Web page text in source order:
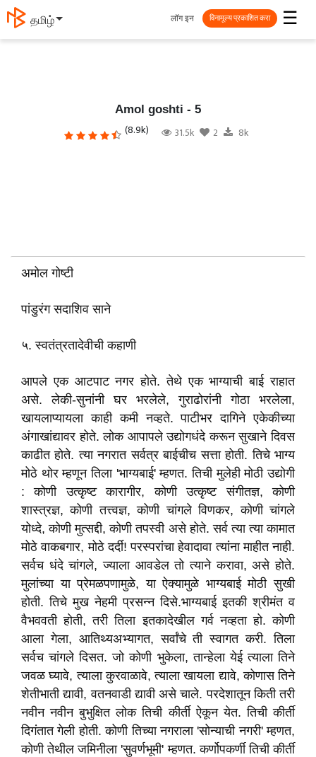
తెలుగు ☰
लॉग इन विनामूल्य प्रकाशित करा
Amol goshti - 5
(8.9k) 31.5k 2 8k
अमोल गोष्टी
पांडुरंग सदाशिव साने
५. स्वतंत्रतादेवीची कहाणी
आपले एक आटपाट नगर होते. तेथे एक भाग्याची बाई राहात
असे. लेकी-सुनांनी घर भरलेले,गुराढोरांनी गोठा भरलेला,
खायलाप्यायला काही कमी नव्हते. पाटीभर दागिने एकेकीच्या
अंगाखांद्यावर होते. लोक आपापले उद्योगधंदे करून सुखाने दिवस
काढीत होते. त्या नगरात सर्वत्र बाईचीच सत्ता होती. तिचे भाग्य
मोठे थोर म्हणून तिला 'भाग्यबाई'म्हणत. तिची मुलेही मोठी उद्योगी
: कोणी उत्कृष्ट कारागीर,कोणी उत्कृष्ट संगीतज्ञ,कोणी
शास्त्रज्ञ,कोणी तत्त्वज्ञ,कोणी चांगले विणकर,कोणी चांगले
योध्दे,कोणी मुत्सद्दी,कोणी तपस्वी असे होते. सर्व त्या त्या कामात
मोठे वाकबगार,मोठे दर्दी! परस्परांचा हेवादावा त्यांना माहीत नाही.
सर्वच धंदे चांगले,ज्याला आवडेल तो त्याने करावा,असे होते.
मुलांच्या या प्रेमळपणामुळे,या ऐक्यामुळे भाग्यबाई मोठी सुखी
होती. तिचे मुख नेहमी प्रसन्न दिसे.भाग्यबाई इतकी श्रीमंत व
वैभववती होती,तरी तिला इतकादेखील गर्व नव्हता हो. कोणी
आला गेला, आतिथ्यअभ्यागत,सर्वांचे ती स्वागत करी. तिला
सर्वच चांगले दिसत. जो कोणी भुकेला,तान्हेला येई त्याला तिने
जवळ घ्यावे,त्याला कुरवाळावे,त्याला खायला द्यावे,कोणास तिने
शेतीभाती द्यावी,वतनवाडी द्यावी असे चाले. परदेशातून किती तरी
नवीन नवीन बुभुक्षित लोक तिची कीर्ती ऐकून येत. तिची कीर्ती
दिगंतात गेली होती. कोणी तिच्या नगराला 'सोन्याची नगरी'म्हणत,
कोणी तेथील जमिनीला 'सुवर्णभूमी'म्हणत. कर्णोपकर्णी तिची कीर्ती